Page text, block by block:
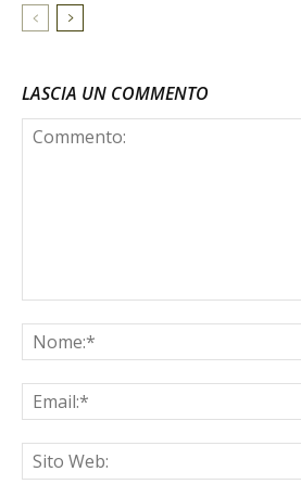
LASCIA UN COMMENTO